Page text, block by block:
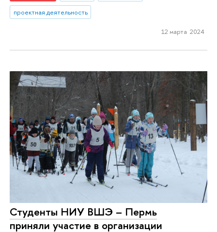
проектная деятельность
12 марта 2024
Студенты НИУ ВШЭ – Пермь
приняли участие в организации